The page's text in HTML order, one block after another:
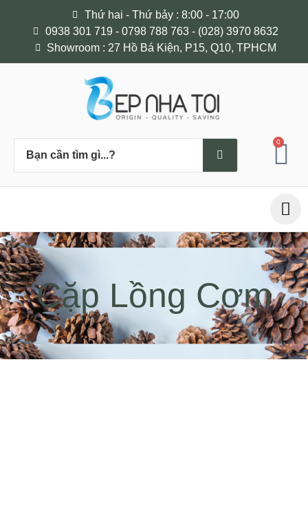
Thứ hai - Thứ bảy : 8:00 - 17:00
0938 301 719 - 0798 788 763 - (028) 3970 8632
Showroom : 27 Hồ Bá Kiện, P15, Q10, TPHCM
0
Cặp Lồng Cơm